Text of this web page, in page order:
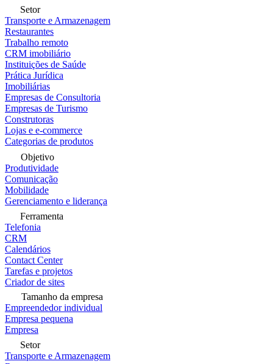
Setor
Transporte e Armazenagem
Restaurantes
Trabalho remoto
CRM imobiliário
Instituições de Saúde
Prática Jurídica
Imobiliárias
Empresas de Consultoria
Empresas de Turismo
Construtoras
Lojas e e-commerce
Categorias de produtos
Objetivo
Produtividade
Comunicação
Mobilidade
Gerenciamento e liderança
Ferramenta
Telefonia
CRM
Calendários
Contact Center
Tarefas e projetos
Criador de sites
Tamanho da empresa
Empreendedor individual
Empresa pequena
Empresa
Setor
Transporte e Armazenagem